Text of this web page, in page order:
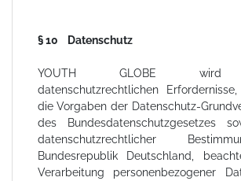
§ 10 Datenschutz
YOUTH GLOBE wird
datenschutzrechtlichen
die Vorgaben der Datenschutz-
des Bundesdatenschutzgesetzes
datenschutzrechtlicher
Bundesrepublik Deutschland,
Verarbeitung personenbezogener